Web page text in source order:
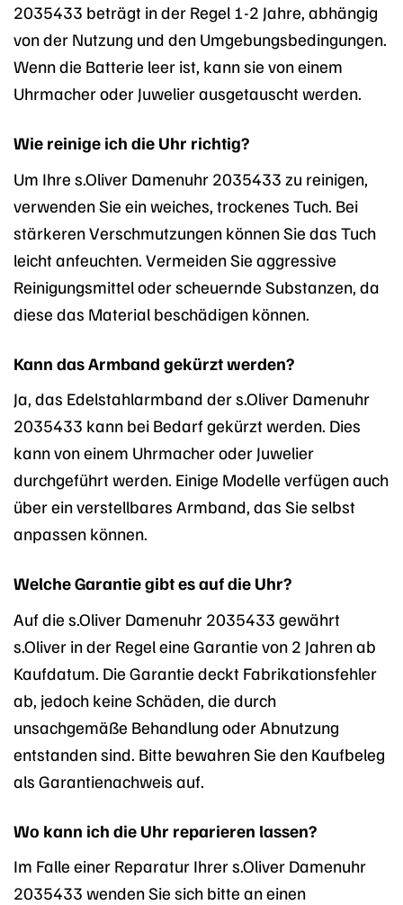
2035433 beträgt in der Regel 1-2 Jahre, abhängig
von der Nutzung und den Umgebungsbedingungen.
Wenn die Batterie leer ist, kann sie von einem
Uhrmacher oder Juwelier ausgetauscht werden.
Wie reinige ich die Uhr richtig?
Um Ihre s.Oliver Damenuhr 2035433 zu reinigen,
verwenden Sie ein weiches, trockenes Tuch. Bei
stärkeren Verschmutzungen können Sie das Tuch
leicht anfeuchten. Vermeiden Sie aggressive
Reinigungsmittel oder scheuernde Substanzen, da
diese das Material beschädigen können.
Kann das Armband gekürzt werden?
Ja, das Edelstahlarmband der s.Oliver Damenuhr
2035433 kann bei Bedarf gekürzt werden. Dies
kann von einem Uhrmacher oder Juwelier
durchgeführt werden. Einige Modelle verfügen auch
über ein verstellbares Armband, das Sie selbst
anpassen können.
Welche Garantie gibt es auf die Uhr?
Auf die s.Oliver Damenuhr 2035433 gewährt
s.Oliver in der Regel eine Garantie von 2 Jahren ab
Kaufdatum. Die Garantie deckt Fabrikationsfehler
ab, jedoch keine Schäden, die durch
unsachgemäße Behandlung oder Abnutzung
entstanden sind. Bitte bewahren Sie den Kaufbeleg
als Garantienachweis auf.
Wo kann ich die Uhr reparieren lassen?
Im Falle einer Reparatur Ihrer s.Oliver Damenuhr
2035433 wenden Sie sich bitte an einen